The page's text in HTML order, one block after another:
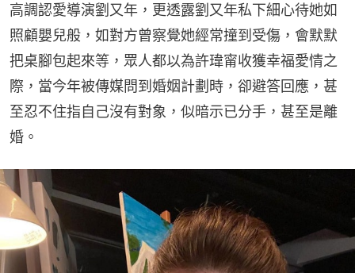
高調認愛導演劉又年，更透露劉又年私下細心待她如
照顧嬰兒般，如對方曾察覺她經常撞到受傷，會默默
把桌腳包起來等，眾人都以為許瑋甯收獲幸福愛情之
際，當今年被傳媒問到婚姻計劃時，卻避答回應，甚
至忍不住指自己沒有對象，似暗示已分手，甚至是離
婚。